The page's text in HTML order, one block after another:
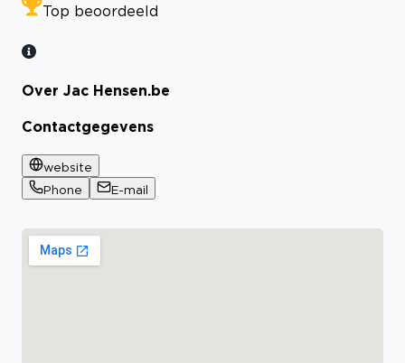
Top beoordeeld
Over Jac Hensen.be
Contactgegevens
website
Phone
E-mail